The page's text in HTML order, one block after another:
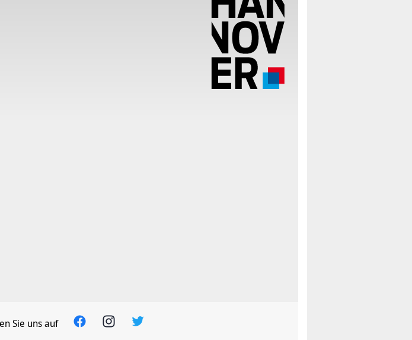
Sie uns auf